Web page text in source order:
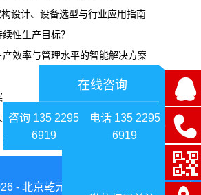
设计、设备选型与行业应用指南
性生产目标？
效率与管理水平的智能解决方案
方案
能模块、应用场景、发展趋势全面解析
在线咨询
咨询 135 2295
6919
电话 135 2295
6919
- 北京乾元坤和科技有限公司|京ICP备